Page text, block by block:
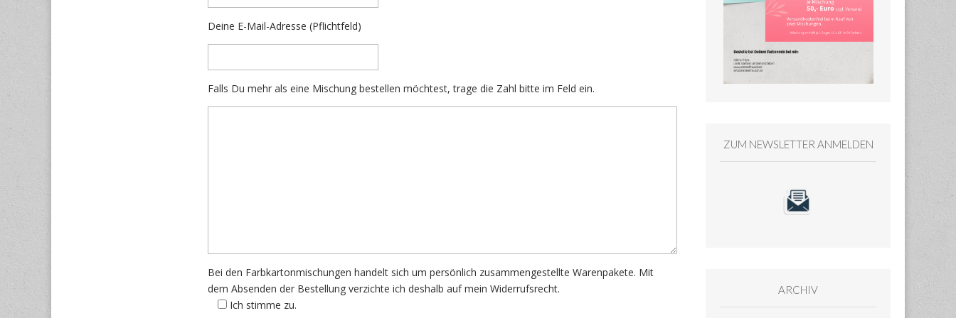
Deine E-Mail-Adresse (Pflichtfeld)
Falls Du mehr als eine Mischung bestellen möchtest, trage die Zahl bitte im Feld ein.
Bei den Farbkartonmischungen handelt sich um persönlich zusammengestellte Warenpakete. Mit
dem Absenden der Bestellung verzichte ich deshalb auf mein Widerrufsrecht.
Ich stimme zu.
ZUM NEWSLETTER ANMELDEN
ARCHIV